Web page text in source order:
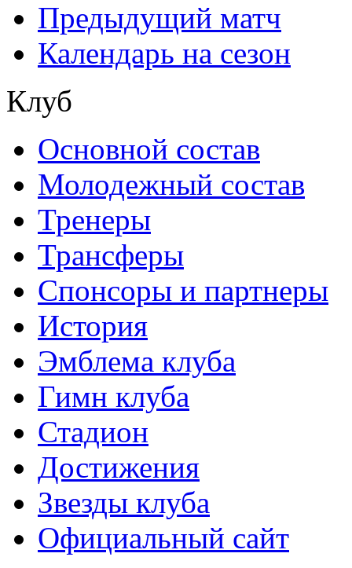
Предыдущий матч
Календарь на сезон
Клуб
Основной состав
Молодежный состав
Тренеры
Трансферы
Спонсоры и партнеры
История
Эмблема клуба
Гимн клуба
Стадион
Достижения
Звезды клуба
Официальный сайт